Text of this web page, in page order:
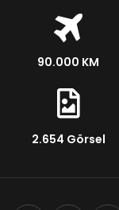
90.000 KM
2.654 Görsel